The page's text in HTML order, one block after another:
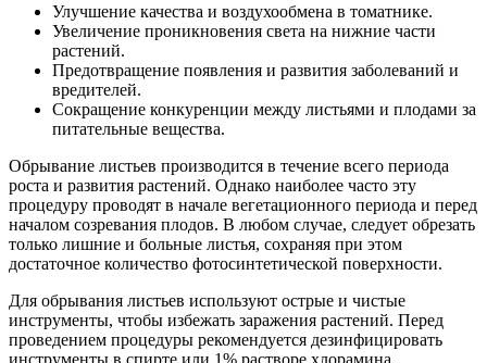
Улучшение качества и воздухообмена в томатнике.
Увеличение проникновения света на нижние части
растений.
Предотвращение появления и развития заболеваний и
вредителей.
Сокращение конкуренции между листьями и плодами за
питательные вещества.
Обрывание листьев производится в течение всего периода
роста и развития растений. Однако наиболее часто эту
процедуру проводят в начале вегетационного периода и перед
началом созревания плодов. В любом случае, следует обрезать
только лишние и больные листья, сохраняя при этом
достаточное количество фотосинтетической поверхности.
Для обрывания листьев используют острые и чистые
инструменты, чтобы избежать заражения растений. Перед
проведением процедуры рекомендуется дезинфицировать
инструменты в спирте или 1% растворе хлорамина.